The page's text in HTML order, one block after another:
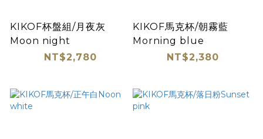
KIKOF杯盤組/月夜灰
Moon night
NT$2,780
KIKOF馬克杯/朝霧藍
Morning blue
NT$2,380